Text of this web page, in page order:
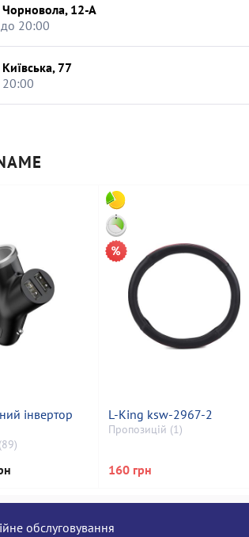
Чорновола, 12-А
20:00
77
інвертор
L-King ksw-2967-2
Пропозицій (1)
160 грн
обслуговування